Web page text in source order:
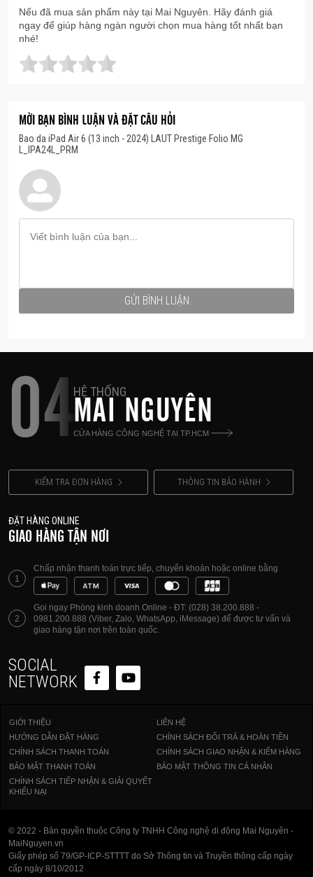
Nếu đã mua sản phẩm này tại Mai Nguyên. Hãy đánh giá
ngay để giúp hàng ngàn người chọn mua hàng tốt nhất bạn
nhé!
MỜI BẠN BÌNH LUẬN VÀ ĐẶT CÂU HỎI
Bao da iPad Air 6 (13 inch - 2024) LAUT Prestige Folio MG
L_IPA24L_PRM
GỬI BÌNH LUẬN
04HỆ THỐNG
MAI NGUYÊN
CỬA HÀNG CÔNG NGHỆ TẠI TP.HCM
KIỂM TRA ĐƠN HÀNG THÔNG TIN BẢO HÀNH
ĐẶT HÀNG ONLINE
GIAO HÀNG TẬN NƠI
1
Chấp nhận thanh toán trực tiếp, chuyển khoản hoặc online bằng
2
Gọi ngay Phòng kinh doanh Online - ĐT: (028) 38.200.888 -
0981.200.888 (Viber, Zalo, WhatsApp, iMessage) để được tư vấn và
giao hàng tận nơi trên toàn quốc.
SOCIAL
NETWORK
GIỚI THIỆU
LIÊN HỆ
HƯỚNG DẪN ĐẶT HÀNG
CHÍNH SÁCH ĐỔI TRẢ & HOÀN TIỀN
CHÍNH SÁCH THANH TOÁN
CHÍNH SÁCH GIAO NHẬN & KIỂM HÀNG
BẢO MẬT THANH TOÁN
BẢO MẬT THÔNG TIN CÁ NHÂN
CHÍNH SÁCH TIẾP NHẬN & GIẢI QUYẾT
KHIẾU NẠI
© 2022 - Bản quyền thuộc Công ty TNHH Công nghệ di động Mai Nguyên -
MaiNguyen.vn
Giấy phép số 79/GP-ICP-STTTT do Sở Thông tin và Truyền thông cấp ngày
cấp ngày 8/10/2012